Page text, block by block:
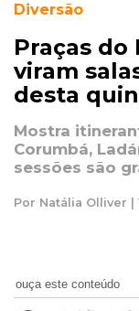
Diversão
Praças
viram
desta
Mostra
Corumbá,
sessões são
Por Natália Olliver |
ouça este conteúdo